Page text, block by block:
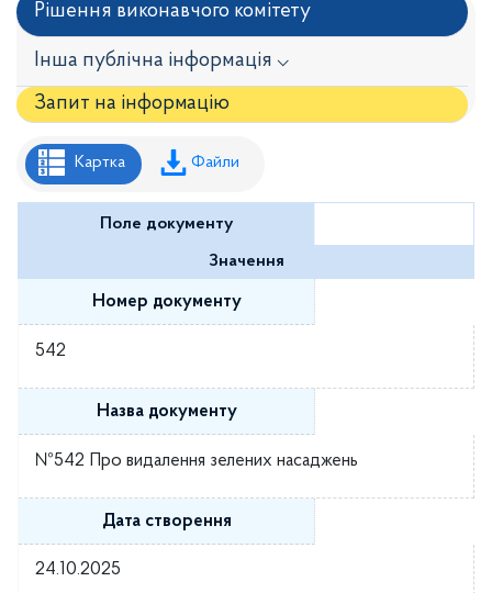
Рішення виконавчого комітету
Інша публічна інформація ⌵
Запит на iнформацію
Рішення районної ради
Рішення виконавчого комітету
Розпорядження районного голови
Регуляторні акти
Проекти рішень районної ради
Проєкти рішень виконавчого комітету
Картка Файли
Поле документу
Значення
Номер документу
542
Назва документу
№542 Про видалення зелених насаджень
Дата створення
24.10.2025